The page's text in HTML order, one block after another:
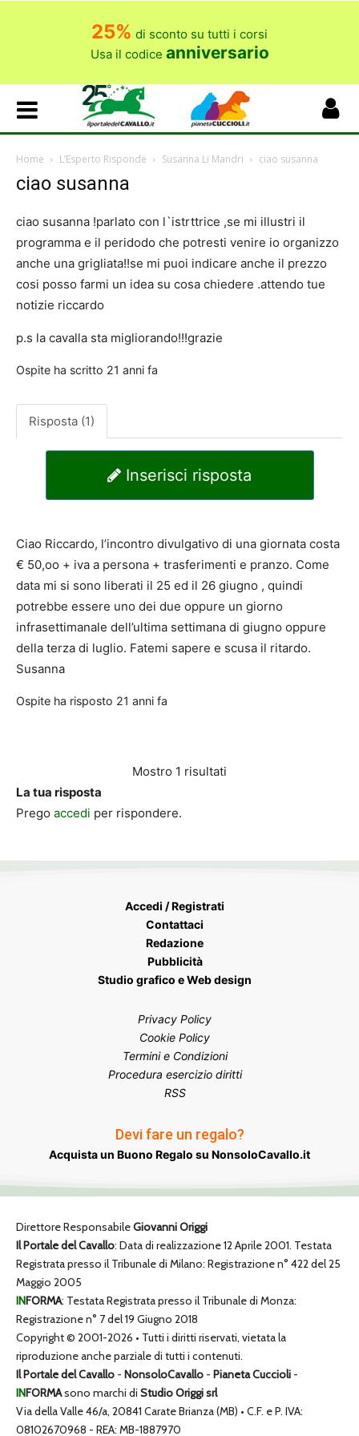
25% di sconto su tutti i corsi
Usa il codice anniversario
Home L’Esperto Risponde Susanna Li Mandri ciao susanna
ciao susanna
ciao susanna !parlato con l`istrttrice ,se mi illustri il
programma e il peridodo che potresti venire io organizzo
anche una grigliata!!se mi puoi indicare anche il prezzo
cosi posso farmi un idea su cosa chiedere .attendo tue
notizie riccardo
p.s la cavalla sta migliorando!!!grazie
Ospite ha scritto 21 anni fa
Risposta (1)
Inserisci risposta
Ciao Riccardo, l’incontro divulgativo di una giornata costa
€ 50,oo + iva a persona + trasferimenti e pranzo. Come
data mi si sono liberati il 25 ed il 26 giugno , quindi
potrebbe essere uno dei due oppure un giorno
infrasettimanale dell’ultima settimana di giugno oppure
della terza di luglio. Fatemi sapere e scusa il ritardo.
Susanna
Ospite ha risposto 21 anni fa
Mostro 1 risultati
La tua risposta
Prego accedi per rispondere.
Accedi / Registrati
Contattaci
Redazione
Pubblicità
Studio grafico e Web design
Privacy Policy
Cookie Policy
Termini e Condizioni
Procedura esercizio diritti
RSS
Devi fare un regalo?
Acquista un Buono Regalo su NonsoloCavallo.it
Direttore ResponsabileGiovanni Origgi
Il Portale del Cavallo: Data di realizzazione 12 Aprile 2001. Testata
Registrata presso il Tribunale di Milano: Registrazione n° 422 del 25
Maggio 2005
INFORMA: Testata Registrata presso il Tribunale di Monza:
Registrazione n° 7 del 19 Giugno 2018
Copyright © 2001-2026 • Tutti i diritti riservati, vietata la
riproduzione anche parziale di tutti i contenuti.
Il Portale del Cavallo - NonsoloCavallo - Pianeta Cuccioli -
INFORMAsono marchi di Studio Origgi srl
Via della Valle 46/a, 20841 Carate Brianza (MB) • C.F. e P. IVA:
08102670968 - REA: MB-1887970